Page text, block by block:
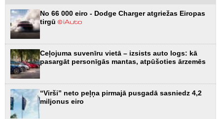
No 66 000 eiro - Dodge Charger atgriežas Eiropas
tirgū
Ceļojuma suvenīru vietā – izsists auto logs: kā
pasargāt personīgās mantas, atpūšoties ārzemēs
“Virši” neto peļņa pirmajā pusgadā sasniedz 4,2
miljonus eiro